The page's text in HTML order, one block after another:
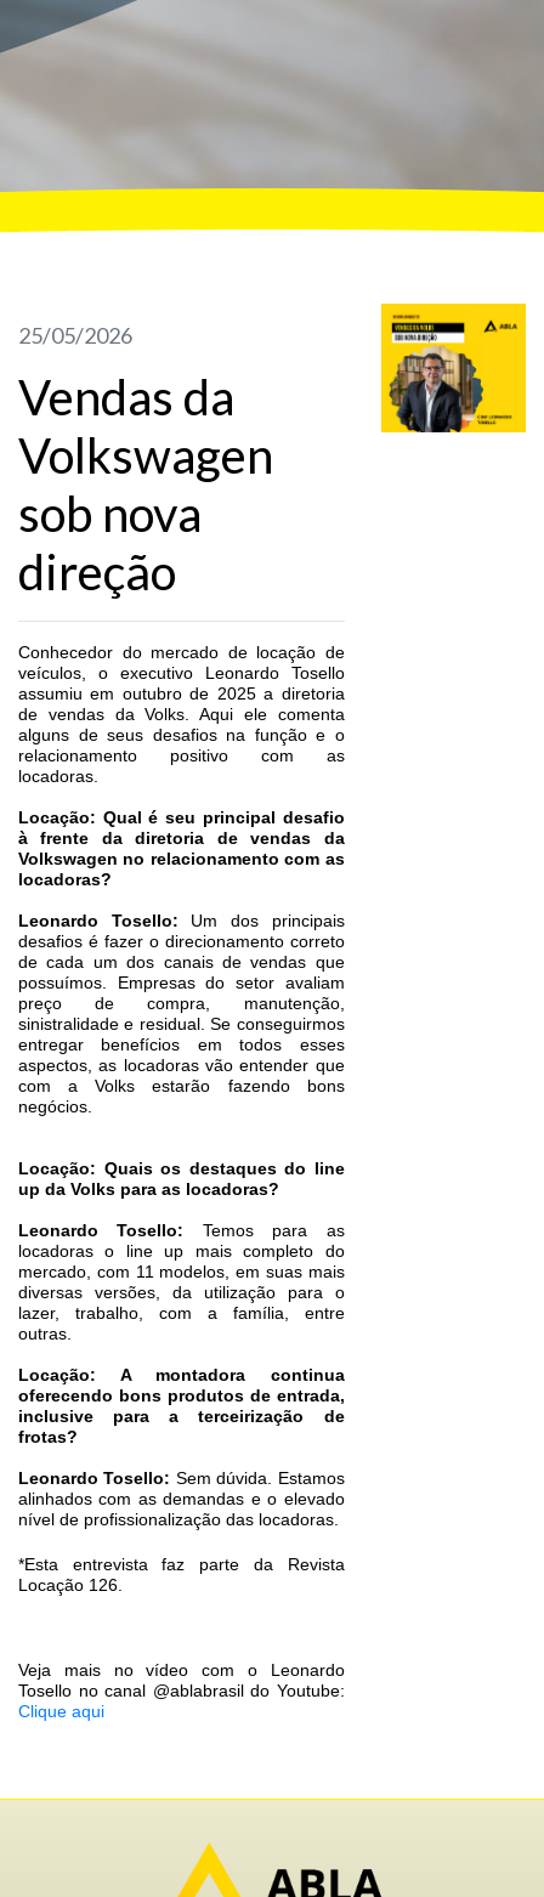
25/05/2026
Vendas da
Volkswagen
sob nova
direção
Conhecedor do mercado de locação de
veículos, o executivo Leonardo Tosello
assumiu em outubro de 2025 a diretoria
de vendas da Volks. Aqui ele comenta
alguns de seus desafios na função e o
relacionamento positivo com as
locadoras.
Locação: Qual é seu principal desafio
à frente da diretoria de vendas da
Volkswagen no relacionamento com as
locadoras?
Leonardo Tosello: Um dos principais
desafios é fazer o direcionamento correto
de cada um dos canais de vendas que
possuímos. Empresas do setor avaliam
preço de compra, manutenção,
sinistralidade e residual. Se conseguirmos
entregar benefícios em todos esses
aspectos, as locadoras vão entender que
com a Volks estarão fazendo bons
negócios.
Locação: Quais os destaques do line
up da Volks para as locadoras?
Leonardo Tosello: Temos para as
locadoras o line up mais completo do
mercado, com 11 modelos, em suas mais
diversas versões, da utilização para o
lazer, trabalho, com a família, entre
outras.
Locação: A montadora continua
oferecendo bons produtos de entrada,
inclusive para a terceirização de
frotas?
Leonardo Tosello: Sem dúvida. Estamos
alinhados com as demandas e o elevado
nível de profissionalização das locadoras.
*Esta entrevista faz parte da Revista
Locação 126.
Veja mais no vídeo com o Leonardo
Tosello no canal @ablabrasil do Youtube:
Clique aqui